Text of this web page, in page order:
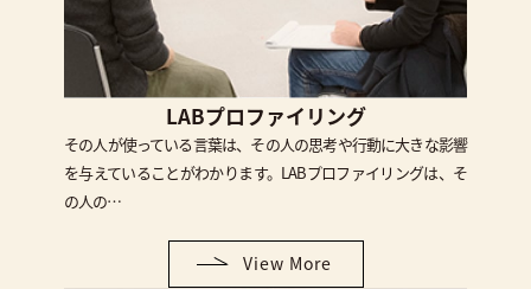
LABプロファイリング
その人が使っている言葉は、その人の思考や行動に大きな影響
を与えていることがわかります。LABプロファイリングは、そ
の人の…
View More